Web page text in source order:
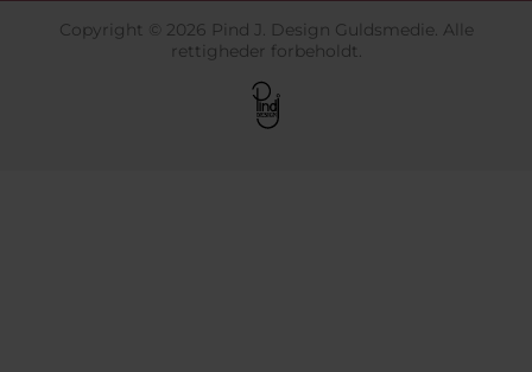
Copyright © 2026 Pind J. Design Guldsmedie. Alle
rettigheder forbeholdt.